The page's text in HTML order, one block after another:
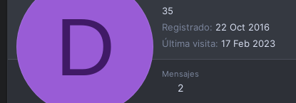
D
35
Registrado
22 Oct 2016
Última visita 17 Feb 2023
Mensajes
2